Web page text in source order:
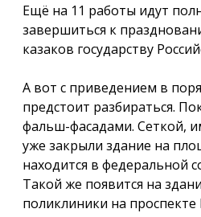
Ещё на 11 работы идут
завершиться к
казаков государству
А вот с приведением в
предстоит разбираться.
фальш-фасадами. Сеткой,
уже закрыли здание на
находится в федеральной
Такой же появится на
поликлиники на проспекте